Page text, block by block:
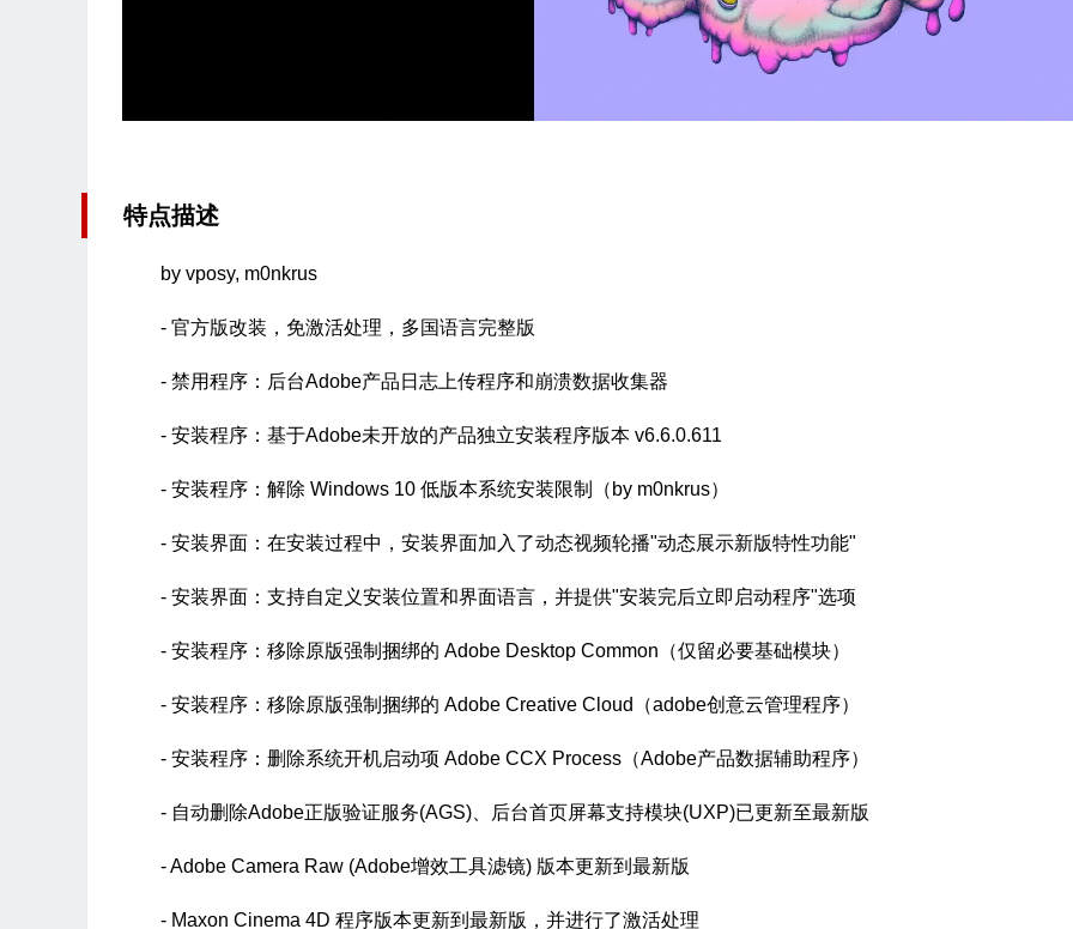
特点描述
by vposy, m0nkrus
- 官方版改装，免激活处理，多国语言完整版
- 禁用程序：后台Adobe产品日志上传程序和崩溃数据收集器
- 安装程序：基于Adob​​e未开放的产品独立安装程序版本 v6.6.0.611
- 安装程序：解除 Windows 10 低版本系统安装限制（by m0nkrus）
- 安装界面：在安装过程中，安装界面加入了动态视频轮播"动态展示新版特性功能"
- 安装界面：支持自定义安装位置和界面语言，并提供"安装完后立即启动程序"选项
- 安装程序：移除原版强制捆绑的 Adobe Desktop Common（仅留必要基础模块）
- 安装程序：移除原版强制捆绑的 Adobe Creative Cloud（adobe创意云管理程序）
- 安装程序：删除系统开机启动项 Adob​​e CCX Process（Adobe产品数据辅助程序）
- 自动删除Adobe正版验证服务(AGS)、后台首页屏幕支持模块(UXP)已更新至最新版
- Adob​​e Camera Raw (Adobe增效工具滤镜) 版本更新到最新版
- Maxon Cinema 4D 程序版本更新到最新版，并进行了激活处理